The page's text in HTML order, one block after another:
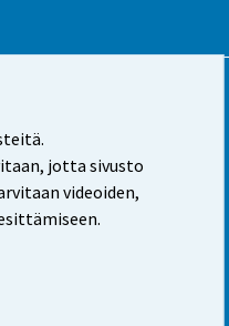
jotta sivusto
videoiden,